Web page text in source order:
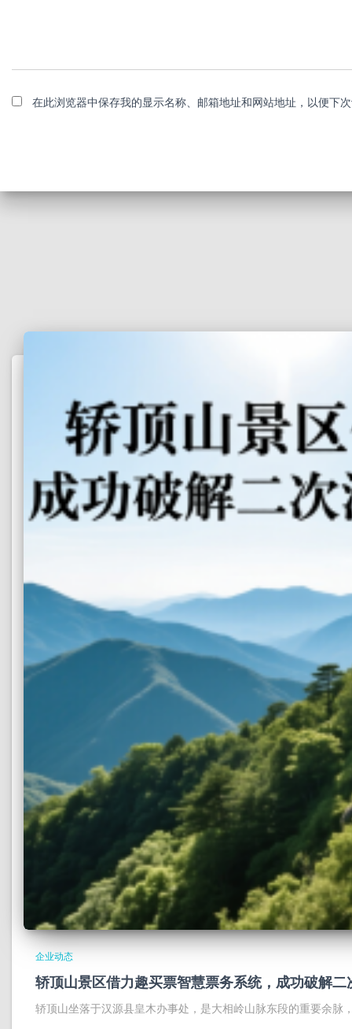
在此浏览器中保存我的显示名称、邮箱地址和网站地址，以便下
企业动态
轿顶山景区借力趣买票智慧票务系统，成功破解
轿顶山坐落于汉源县皇木办事处，是大相岭山脉东段的重要余脉